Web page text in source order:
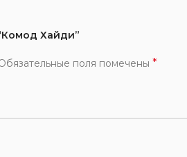
Хайди”
поля помечены *